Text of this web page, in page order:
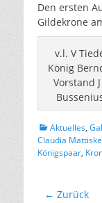
Den ersten
Gildekrone
v.l. V
König
Vorstand
Kategorien
Aktuelles,
Claudia Mattiske
Königspaar,
← Zurück